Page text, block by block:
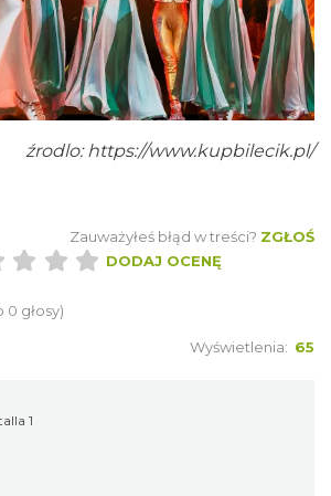
źrodlo:https://www.kupbilecik.pl/
Zauważyłeś błąd w treści? ZGŁOŚ
DODAJ OCENĘ
0 głosy)
Wyświetlenia: 65
1